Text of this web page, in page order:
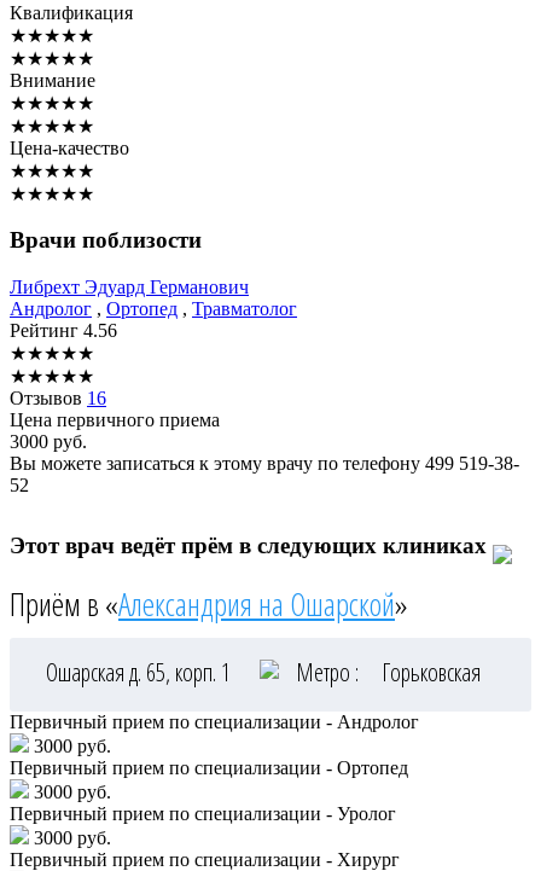
Квалификация
★★★★★
★★★★★
Внимание
★★★★★
★★★★★
Цена-качество
★★★★★
★★★★★
Врачи поблизости
Либрехт Эдуард Германович
Андролог , Ортопед , Травматолог
Рейтинг 4.56
★★★★★
★★★★★
Отзывов 16
Цена первичного приема
3000 руб.
Вы можете записаться к этому врачу по телефону 499 519-38-
52
Этот врач ведёт прём в следующих клиниках
Приём в «Александрия на Ошарской»
Ошарская д. 65, корп. 1 Метро : Горьковская
Первичный прием по специализации - Андролог
3000 руб.
Первичный прием по специализации - Ортопед
3000 руб.
Первичный прием по специализации - Уролог
3000 руб.
Первичный прием по специализации - Хирург